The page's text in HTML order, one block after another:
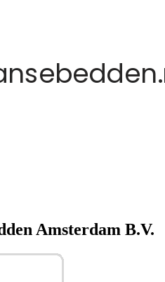
Amsterdam B.V.